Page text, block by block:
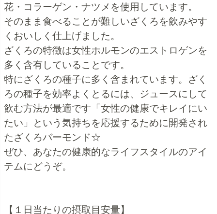
花・コラーゲン・ナツメを使用しています。
そのまま食べることが難しいざくろを飲みやす
くおいしく仕上げました。
ざくろの特徴は女性ホルモンのエストロゲンを
多く含有していることです。
特にざくろの種子に多く含まれています。ざく
ろの種子を効率よくとるには、ジュースにして
飲む方法が最適です「女性の健康でキレイにい
たい」という気持ちを応援するために開発され
たざくろバーモンド☆
ぜひ、あなたの健康的なライフスタイルのアイ
テムにどうぞ。
【１日当たりの摂取目安量】